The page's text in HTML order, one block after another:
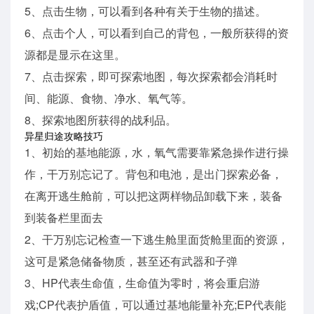
5、点击生物，可以看到各种有关于生物的描述。
6、点击个人，可以看到自己的背包，一般所获得的资
源都是显示在这里。
7、点击探索，即可探索地图，每次探索都会消耗时
间、能源、食物、净水、氧气等。
8、探索地图所获得的战利品。
异星归途攻略技巧
1、初始的基地能源，水，氧气需要靠紧急操作进行操
作，干万别忘记了。背包和电池，是出门探索必备，
在离开逃生舱前，可以把这两样物品卸载下来，装备
到装备栏里面去
2、干万别忘记检查一下逃生舱里面货舱里面的资源，
这可是紧急储备物质，甚至还有武器和子弹
3、HP代表生命值，生命值为零时，将会重启游
戏;CP代表护盾值，可以通过基地能量补充;EP代表能